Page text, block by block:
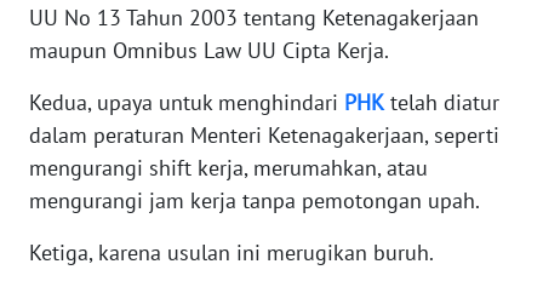
UU No 13 Tahun 2003 tentang Ketenagakerjaan
maupun Omnibus Law UU Cipta Kerja.
Kedua, upaya untuk menghindari PHK telah diatur
dalam peraturan Menteri Ketenagakerjaan, seperti
mengurangi shift kerja, merumahkan, atau
mengurangi jam kerja tanpa pemotongan upah.
Ketiga, karena usulan ini merugikan buruh.
SUMUT
WN
JAKARTA
WN
JABAR